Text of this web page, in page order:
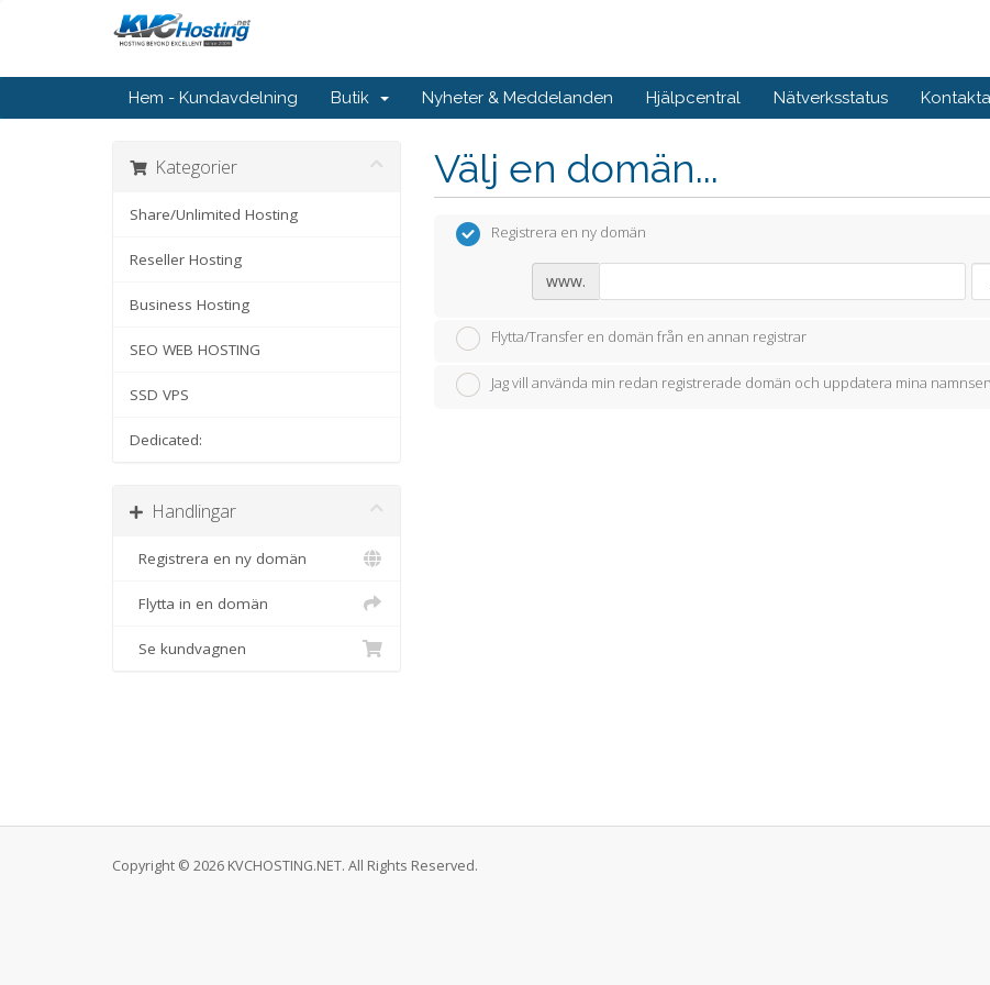
Hem - Kundavdelning Butik Nyheter & Meddelanden Hjälpcentral Nätverksstatus
Kategorier
Share/Unlimited Hosting
Reseller Hosting
Business Hosting
SEO WEB HOSTING
SSD VPS
Dedicated:
Handlingar
Registrera en ny domän
Flytta in en domän
Se kundvagnen
Välj en domän...
Registrera en ny domän
www.
Flytta/Transfer en domän från en annan registrar
Jag vill använda min redan registrerade domän och uppdatera mina
Copyright © 2026 KVCHOSTING.NET. All Rights Reserved.